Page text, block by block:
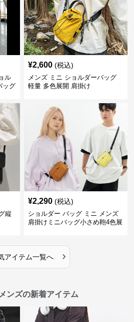
ル
ッグ
¥2,600 (税込)
メンズ ミニ ショルダーバッグ
軽量 多色展開 肩掛け
縦
¥2,290 (税込)
ショルダー バッグ ミニ メンズ
肩掛けミニバッグ小さめ鞄4色展
アイテム一覧へ ›
ンズの新着アイテム